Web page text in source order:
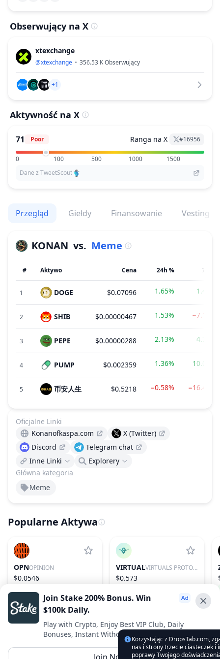
Obserwujący na X
xtexchange
@xtexchange 356.53 KObserwujący
+1
Aktywność na X
71 Poor Ranga na X #16956
0 100 500 1000
1500
Dane z TweetScout
Przegląd Giełdy Finansowanie Vesting
KONAN vs. Meme
# Aktywo Cena 24h % 7d %
1 DOGE $0.07096 1.65% 1.46%
2 SHIB $0.00000467 1.53% −7.15%
3 PEPE $0.00000288 2.13% 4.73%
4 PUMP $0.002359 1.36% 10.06%
5 币安人生 $0.5218 −0.58% −16.42%
Główna kategoria
Meme
Oficjalne Linki
Konanofkaspa.com
X (Twitter)
Discord
Telegram chat
Inne Linki
Explorery
Popularne Aktywa
OPNOPINION
$0.0546
VIRTUAL VIRTUALS PROTOCOL
$0.573
Advertise With Us ⭐️
Interested in advertising? Reach us out
DropsTab.com
Korzystając z DropsTab.com,
nas i strony trzecie ciasteczek i
poprawy Twojego
Join Stake 200% Bonus. Win
$100k Daily.
Play with Crypto, Enjoy Best VIP Club, Daily
Bonuses, Instant Withdrawals.